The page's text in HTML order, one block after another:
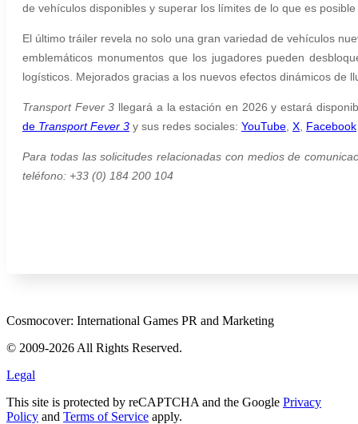
de vehículos disponibles y superar los límites de lo que es
El último tráiler revela no solo una gran variedad de vehículos
emblemáticos monumentos que los jugadores pueden
logísticos. Mejorados gracias a los nuevos efectos dinámicos de
Transport Fever 3 llegará a la estación en 2026 y estará
de Transport Fever 3 y sus redes sociales: YouTube X Facebook
Para todas las solicitudes relacionadas con medios de
teléfono: +33 (0) 184 200 104
Cosmocover: International Games PR and Marketing
© 2009-2026 All Rights Reserved.
Legal
This site is protected by reCAPTCHA and the Google Privacy
Policy and Terms of Service apply.